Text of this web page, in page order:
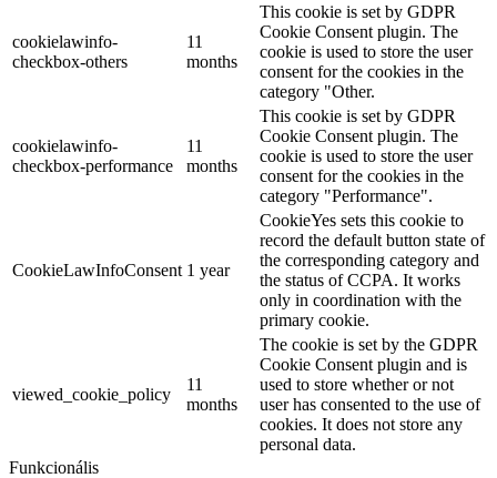
cookielawinfo-
checkbox-others
11
months
This cookie is set by GDPR
Cookie Consent plugin. The
cookie is used to store the user
consent for the cookies in the
category "Other.
cookielawinfo-
checkbox-performance
11
months
This cookie is set by GDPR
Cookie Consent plugin. The
cookie is used to store the user
consent for the cookies in the
category "Performance".
CookieLawInfoConsent 1 year
CookieYes sets this cookie to
record the default button state of
the corresponding category and
the status of CCPA. It works
only in coordination with the
primary cookie.
viewed_cookie_policy
11
months
The cookie is set by the GDPR
Cookie Consent plugin and is
used to store whether or not
user has consented to the use of
cookies. It does not store any
personal data.
Funkcionális